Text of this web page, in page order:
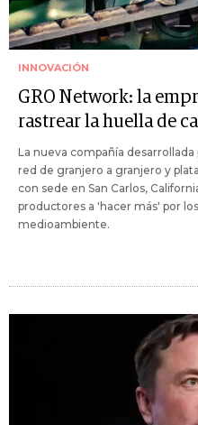
INNOVACIÓN
GRO Network: la
rastrear la huella de
La nueva compañía
red de granjero a granjero y
con sede en San Carlos,
productores a 'hacer más' por
medioambiente.